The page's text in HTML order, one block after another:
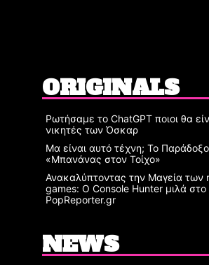
ORIGINALS
Ρωτήσαμε το ChatGPT ποιοι θα
νικητές των Όσκαρ
Μα είναι αυτό τέχνη; Το
«Μπανάνας στον Τοίχο»
Ανακαλύπτοντας την Μαγεία των
games: Ο Console Hunter μιλά στο
PopReporter.gr
NEWS